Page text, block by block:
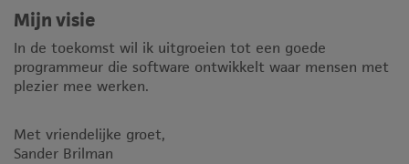
Mijn visie
In de toekomst wil ik uitgroeien tot een goede
programmeur die software ontwikkelt waar mensen met
plezier mee werken.
Met vriendelijke groet,
Sander Brilman